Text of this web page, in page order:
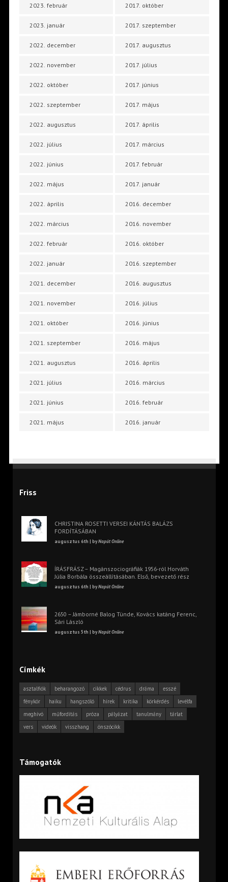
2023. február
2023. január
2022. december
2022. november
2022. október
2022. szeptember
2022. augusztus
2022. július
2022. június
2022. május
2022. április
2022. március
2022. február
2022. január
2021. december
2021. november
2021. október
2021. szeptember
2021. augusztus
2021. július
2021. június
2021. május
2017. október
2017. szeptember
2017. augusztus
2017. július
2017. június
2017. május
2017. április
2017. március
2017. február
2017. január
2016. december
2016. november
2016. október
2016. szeptember
2016. augusztus
2016. július
2016. június
2016. május
2016. április
2016. március
2016. február
2016. január
Friss
CHRISTINA ROSETTI VERSEI KÁNTÁS BALÁZS
FORDÍTÁSÁBAN
augusztus 6th | byNapút Online
ÍRÁSFRÁSZ – Magánszociográfiák 1956-ról Horváth
Júlia Borbála összeállításában. Első, bevezető rész
augusztus 6th | byNapút Online
2650 – Jámborné Balog Tünde, Kovács katáng Ferenc,
Sári László
augusztus 5th | byNapút Online
Címkék
asztalfiók beharangozó cikkek cédrus dráma
esszé
fénykör
haiku hangszóló hírek kritika körkérdés
levélfa
meghívó
műfordítás próza pályázat tanulmány
tárlat
vers
videók visszhang önszócikk
Támogatók